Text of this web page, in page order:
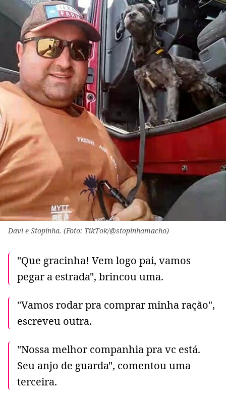
Davi e Stopinha. (Foto: TikTok/@stopinhamacho)
"Que gracinha! Vem logo pai, vamos
pegar a estrada", brincou uma.
"Vamos rodar pra comprar minha ração",
escreveu outra.
"Nossa melhor companhia pra vc está.
Seu anjo de guarda", comentou uma
terceira.